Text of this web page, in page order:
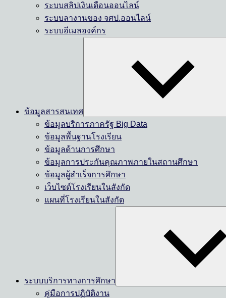
ระบบสลิปเงินเดือนออนไลน์
ระบบลางานของ จศป.ออนไลน์
ระบบอีเมลองค์กร
ข้อมูลสารสนเทศ
ข้อมูลบริการภาครัฐ Big Data
ข้อมูลพื้นฐานโรงเรียน
ข้อมูลด้านการศึกษา
ข้อมูลการประกันคุณภาพภายในสถานศึกษา
ข้อมูลผู้สำเร็จการศึกษา
เว็บไซต์โรงเรียนในสังกัด
แผนที่โรงเรียนในสังกัด
ระบบบริการทางการศึกษา
คู่มือการปฏิบัติงาน